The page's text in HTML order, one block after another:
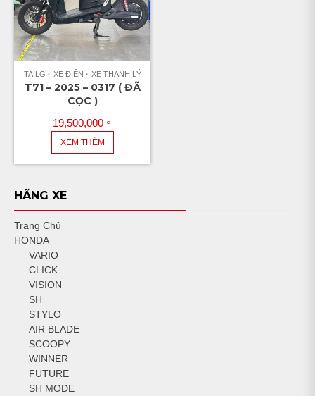
TAILG XE ĐIỆN XE THANH LÝ
T71 – 2025 – 0317 ( ĐÃ
CỌC )
19,500,000 ₫
XEM THÊM
HÃNG XE
Trang Chủ
HONDA
VARIO
CLICK
VISION
SH
STYLO
AIR BLADE
SCOOPY
WINNER
FUTURE
SH MODE